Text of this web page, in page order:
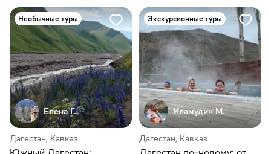
Необычные туры
Елена Г.
Дагестан, Кавказ
Экскурсионные туры
Иламудин М.
Дагестан, Кавказ